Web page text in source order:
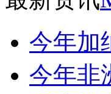
今年加
今年非